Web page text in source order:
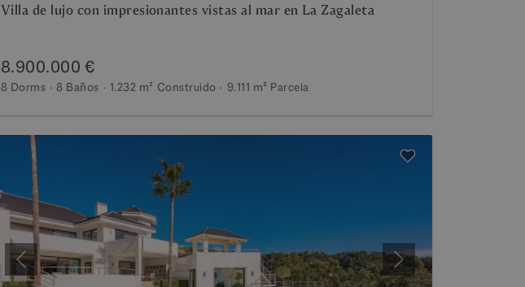
Villa de lujo con impresionantes vistas al mar en La Zagaleta
8.900.000 €
8 Dorms 8 Baños 1.232 m² Construido 9.111 m² Parcela
Anterior Siguiente